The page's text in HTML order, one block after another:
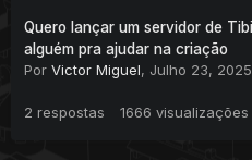
Quero lançar um servidor de
alguém pra ajudar na criação
Por Victor Miguel, Julho 23, 2025
2 respostas 1666 visualizações